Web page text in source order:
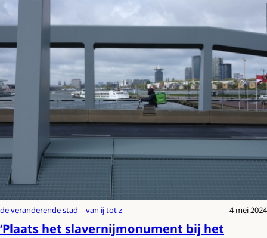
de veranderende stad – van ij tot z 4 mei 2024
‘Plaats het slavernijmonument bij het